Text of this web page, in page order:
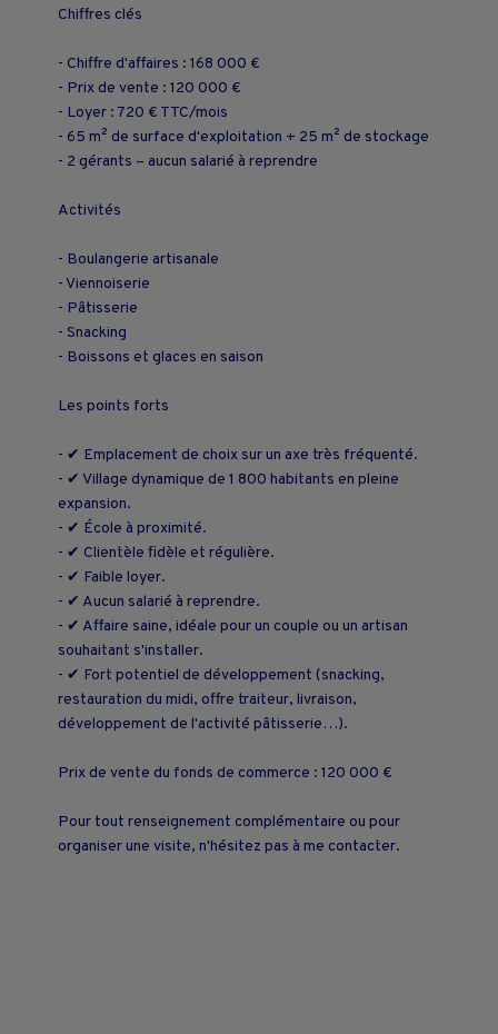
Chiffres clés
- Chiffre d'affaires : 168 000 €
- Prix de vente : 120 000 €
- Loyer : 720 € TTC/mois
- 65 m² de surface d'exploitation + 25 m² de stockage
- 2 gérants – aucun salarié à reprendre
Activités
- Boulangerie artisanale
- Viennoiserie
- Pâtisserie
- Snacking
- Boissons et glaces en saison
Les points forts
- ✔ Emplacement de choix sur un axe très fréquenté.
- ✔ Village dynamique de 1 800 habitants en pleine
expansion.
- ✔ École à proximité.
- ✔ Clientèle fidèle et régulière.
- ✔ Faible loyer.
- ✔ Aucun salarié à reprendre.
- ✔ Affaire saine, idéale pour un couple ou un artisan
souhaitant s'installer.
- ✔ Fort potentiel de développement (snacking,
restauration du midi, offre traiteur, livraison,
développement de l'activité pâtisserie…).
Prix de vente du fonds de commerce : 120 000 €
Pour tout renseignement complémentaire ou pour
organiser une visite, n'hésitez pas à me contacter.